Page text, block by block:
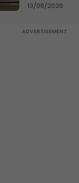
13/06/2026